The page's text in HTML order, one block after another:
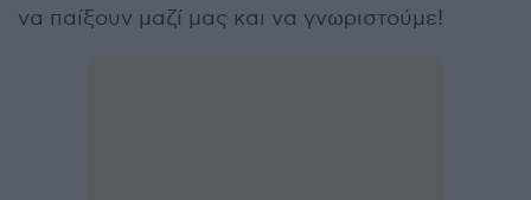
να παίξουν μαζί μας και να γνωριστούμε!